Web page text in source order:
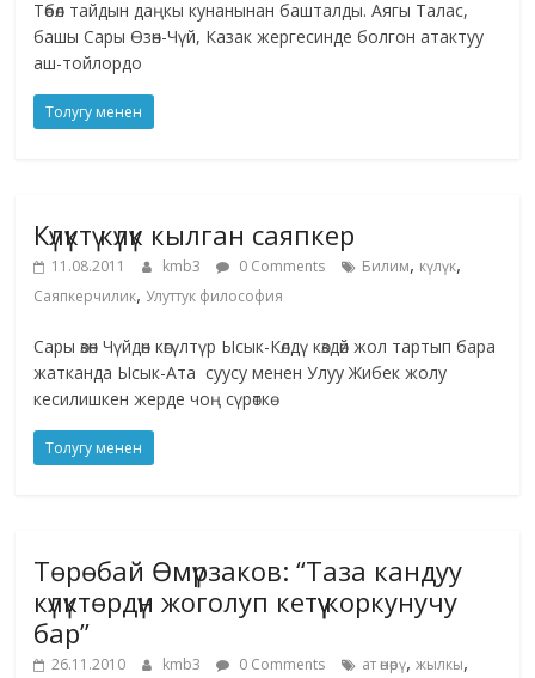
Төбөл тайдын даңкы кунанынан башталды. Аягы Талас,
башы Сары Өзөн-Чүй, Казак жергесинде болгон атактуу
аш-тойлордо
Толугу менен
Күлүктү күлүк кылган саяпкер
11.08.2011 kmb3 0 Comments Билим, күлүк,
Саяпкерчилик, Улуттук философия
Сары өзөн Чүйдөн көгүлтүр Ысык-Көлдү көздөй жол тартып бара
жатканда Ысык-Ата суусу менен Улуу Жибек жолу
кесилишкен жерде чоң сүрөткө
Толугу менен
Төрөбай Өмүрзаков: “Таза кандуу
күлүктөрдүн жоголуп кетүү коркунучу
бар”
26.11.2010 kmb3 0 Comments ат өнөрү,жылкы,